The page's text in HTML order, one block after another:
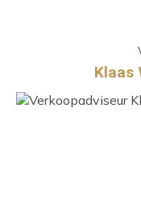
Klaas